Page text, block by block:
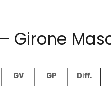
– Girone
GV GP
Diff.